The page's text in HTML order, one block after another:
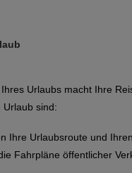
Urlaubs macht Ihre
Urlaub sind:
Ihre Urlaubsroute und
Fahrpläne öffentlicher